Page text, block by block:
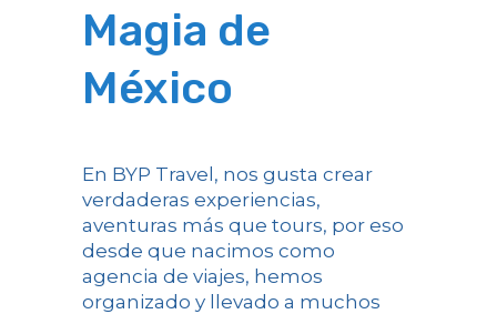
Magia de
México
En BYP Travel, nos gusta crear
verdaderas experiencias,
aventuras más que tours, por eso
desde que nacimos como
agencia de viajes, hemos
organizado y llevado a muchos